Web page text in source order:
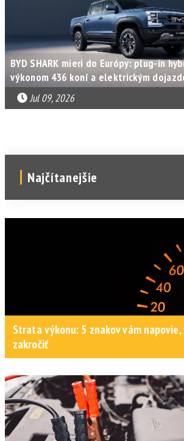
BYD SHARK mieri do Európy: plug-in
výkonom 436 koní a elektrickým
Jul 09, 2026
Najčítanejšie
Strata výkonu: 5 znakov vám
zakročiť